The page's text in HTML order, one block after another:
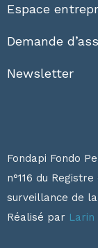
Espace
Demande
Newsletter
Fondapi Fondo
n°116 du
surveillance de la
Réalisé par Larin